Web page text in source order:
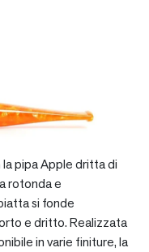
pipa Apple dritta di
rotonda e
si fonde
e dritto. Realizzata
in varie finiture, la